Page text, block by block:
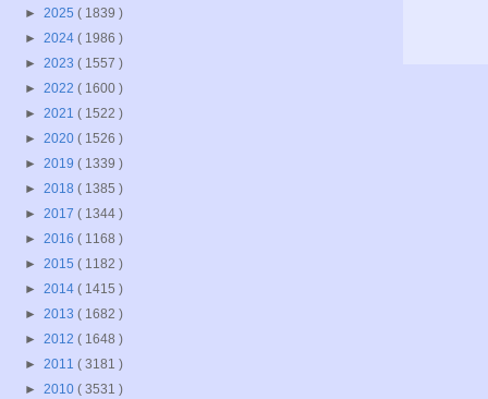
► 2025 ( 1839 )
► 2024 ( 1986 )
► 2023 ( 1557 )
► 2022 ( 1600 )
► 2021 ( 1522 )
► 2020 ( 1526 )
► 2019 ( 1339 )
► 2018 ( 1385 )
► 2017 ( 1344 )
► 2016 ( 1168 )
► 2015 ( 1182 )
► 2014 ( 1415 )
► 2013 ( 1682 )
► 2012 ( 1648 )
► 2011 ( 3181 )
► 2010 ( 3531 )